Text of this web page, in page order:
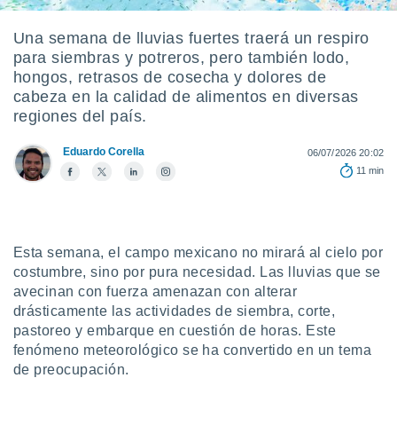
permite
seguir
contenido
coste.
botón
nuestros
nos
y análisis
así como
perfil
ACEPTAR
CONFIGURACIÓN
Una semana de lluvias fuertes traerá un respiro
para siembras y potreros, pero también lodo,
hongos, retrasos de cosecha y dolores de
cabeza en la calidad de alimentos en diversas
regiones del país.
Eduardo Corella
06/07/2026 20:02
11 min
Esta semana, el campo mexicano no mirará al cielo por
costumbre, sino por pura necesidad. Las lluvias que se
avecinan con fuerza amenazan con alterar
drásticamente las actividades de siembra, corte,
pastoreo y embarque en cuestión de horas. Este
fenómeno meteorológico se ha convertido en un tema
de preocupación.